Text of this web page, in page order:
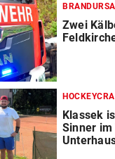
Zwei
Klassek
Sinner im